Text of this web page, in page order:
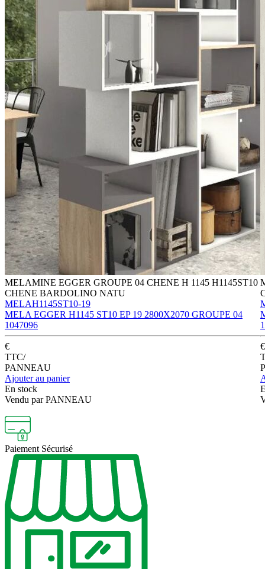
MELAMINE EGGER GROUPE 04 CHENE H 1145 H1145ST10
CHENE BARDOLINO NATU
MELAH1145ST10-19
MELA EGGER H1145 ST10 EP 19 2800X2070 GROUPE 04
1047096
€
TTC/
PANNEAU
Ajouter au panier
En stock
Vendu par PANNEAU
€
Paiement Sécurisé